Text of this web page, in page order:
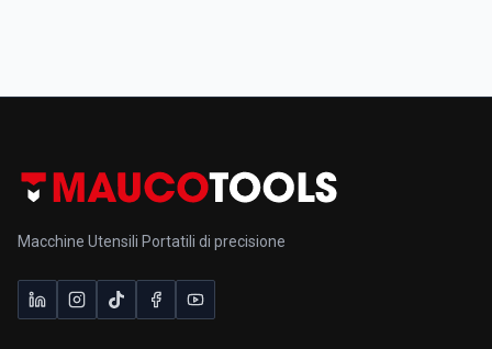
Macchine Utensili Portatili di precisione